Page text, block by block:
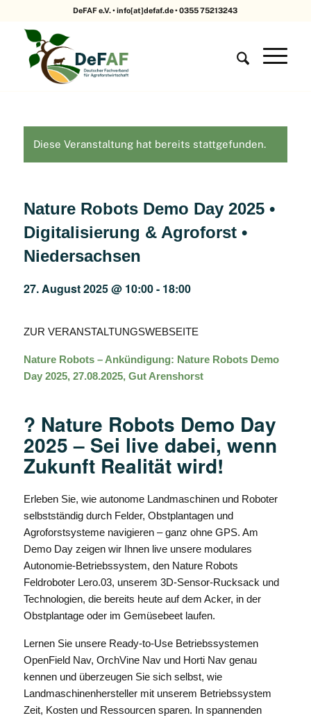
DeFAF e.V. • info[at]defaf.de • 0355 75213243
Diese Veranstaltung hat bereits stattgefunden.
Nature Robots Demo Day 2025 •
Digitalisierung & Agroforst •
Niedersachsen
27. August 2025 @ 10:00- 18:00
ZUR VERANSTALTUNGSWEBSEITE
Nature Robots – Ankündigung: Nature Robots Demo
Day 2025, 27.08.2025, Gut Arenshorst
? Nature Robots Demo Day
2025 – Sei live dabei, wenn
Zukunft Realität wird!
Erleben Sie, wie autonome Landmaschinen und Roboter
selbstständig durch Felder, Obstplantagen und
Agroforstsysteme navigieren – ganz ohne GPS. Am
Demo Day zeigen wir Ihnen live unsere modulares
Autonomie-Betriebssystem, den Nature Robots
Feldroboter Lero.03, unserem 3D-Sensor-Rucksack und
Technologien, die bereits heute auf dem Acker, in der
Obstplantage oder im Gemüsebeet laufen.
Lernen Sie unsere Ready-to-Use Betriebssystemen
OpenField Nav, OrchVine Nav und Horti Nav genau
kennen und überzeugen Sie sich selbst, wie
Landmaschinenhersteller mit unserem Betriebssystem
Zeit, Kosten und Ressourcen sparen. In spannenden